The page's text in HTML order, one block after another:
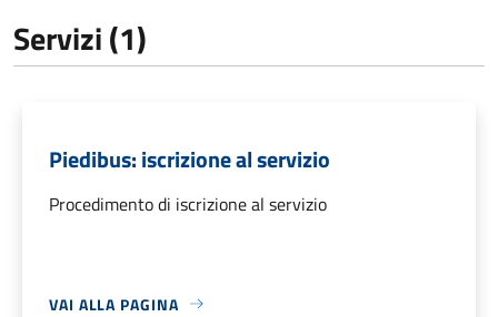
Servizi (1)
Piedibus: iscrizione al servizio
Procedimento di iscrizione al servizio
VAI ALLA PAGINA